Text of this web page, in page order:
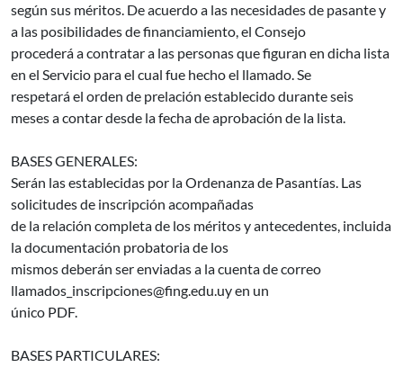
según sus méritos. De acuerdo a las necesidades de pasante y
a las posibilidades de financiamiento, el Consejo
procederá a contratar a las personas que figuran en dicha lista
en el Servicio para el cual fue hecho el llamado. Se
respetará el orden de prelación establecido durante seis
meses a contar desde la fecha de aprobación de la lista.
BASES GENERALES:
Serán las establecidas por la Ordenanza de Pasantías. Las
solicitudes de inscripción acompañadas
de la relación completa de los méritos y antecedentes, incluida
la documentación probatoria de los
mismos deberán ser enviadas a la cuenta de correo
llamados_inscripciones@fing.edu.uy en un
único PDF.
BASES PARTICULARES: